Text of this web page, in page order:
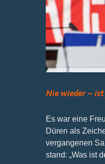
Nie wieder –
Es war eine
Düren als
vergangenen
stand: „Was ist